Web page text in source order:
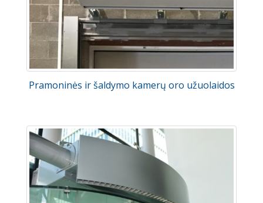
Pramoninės ir šaldymo kamerų oro užuolaidos